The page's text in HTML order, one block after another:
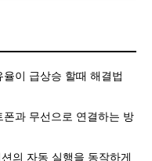
이 급상승 할때 해결법
폰과 무선으로 연결하는 방
의 자동 실행을 동작하게